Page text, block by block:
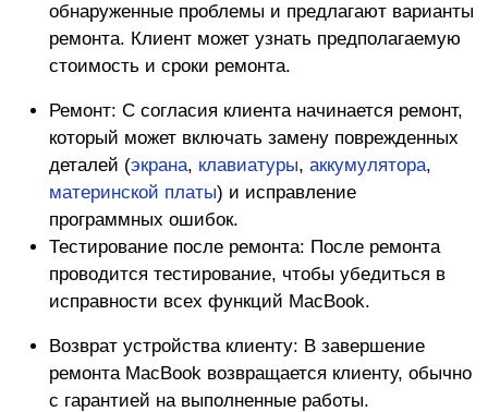
обнаруженные проблемы и предлагают варианты
ремонта. Клиент может узнать предполагаемую
стоимость и сроки ремонта.
Ремонт: С согласия клиента начинается ремонт,
который может включать замену поврежденных
деталей (экрана, клавиатуры, аккумулятора,
материнской платы) и исправление
программных ошибок.
Тестирование после ремонта: После ремонта
проводится тестирование, чтобы убедиться в
исправности всех функций MacBook.
Возврат устройства клиенту: В завершение
ремонта MacBook возвращается клиенту, обычно
с гарантией на выполненные работы.